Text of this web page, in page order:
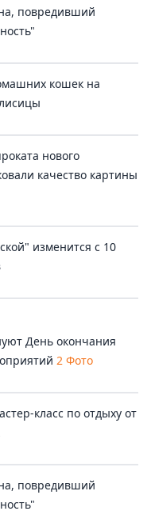
повредивший
кошек на
нового
качество картины
изменится с 10
День окончания
2 Фото
класс по отдыху от
повредивший